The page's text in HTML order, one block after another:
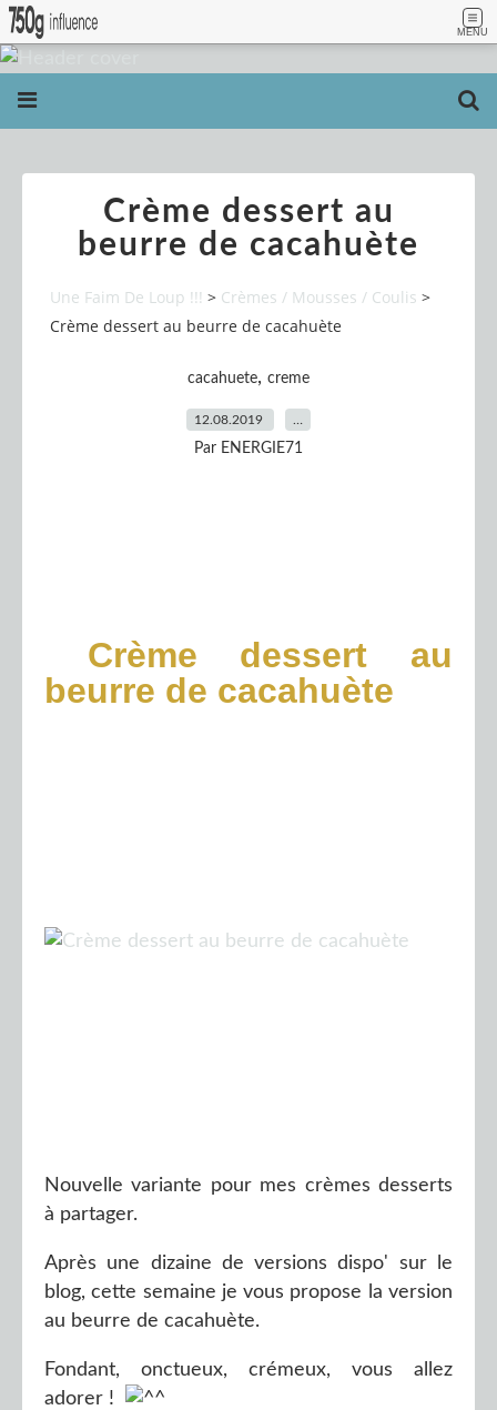
MENU
Crème dessert au
beurre de cacahuète
Une Faim De Loup !!! > Crèmes / Mousses / Coulis >
Crème dessert au beurre de cacahuète
cacahuete, creme
12.08.2019
Par ENERGIE71
Crème dessert au
beurre de cacahuète
Nouvelle variante pour mes crèmes desserts
à partager.
Après une dizaine de versions dispo' sur le
blog, cette semaine je vous propose la version
au beurre de cacahuète.
Fondant, onctueux, crémeux, vous allez
adorer !